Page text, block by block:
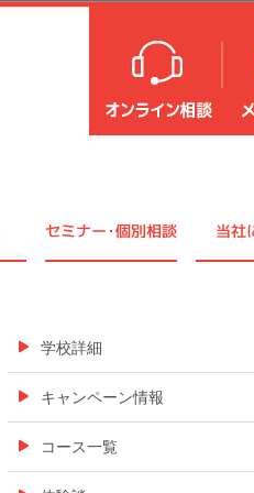
セミナー・個別相談 当社
学校詳細
キャンペーン情報
コース一覧